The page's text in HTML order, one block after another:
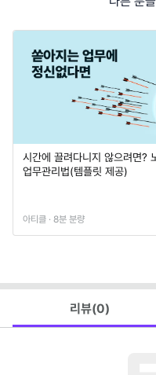
시간에 끌려다니지 않으려면?
업무관리법(템플릿 제공)
아티클 · 8분 분량
리뷰(0)